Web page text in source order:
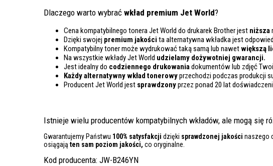
Dlaczego warto wybrać wkład premium Jet World?
Cena kompatybilnego tonera Jet World do drukarek Brother jest niższa
Dzięki swojej premium jakości ta alternatywna wkładka jest
Kompatybilny toner może wydrukować taką samą lub nawetwiększą
Na wszystkie wkłady Jet World udzielamy dożywotniej gwarancji.
Jest idealny do codziennego drukowaniadokumentów lub zdjęć
Każdy alternatywny wkład tonerowyprzechodzi podczas produkcji
Producent Jet World jest sprawdzonyprzez ponad 20 lat
Istnieje wielu producentów kompatybilnych wkładów, ale mogą się
Gwarantujemy Państwu 100% satysfakcji dzięki sprawdzonej jakości naszego
osiągają ten sam poziom jakości, co oryginalne.
Kod producenta: JW-B246YN